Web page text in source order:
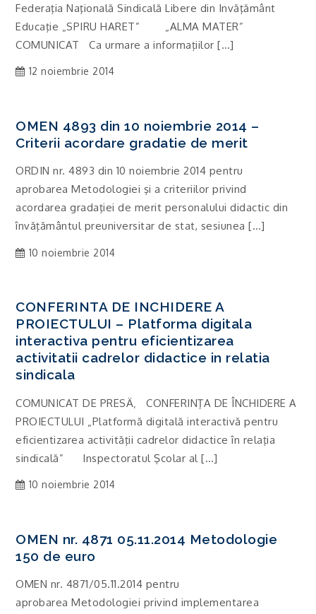
Federaţia Naţională Sindicală Libere din Invăţământ
Educaţie „SPIRU HARET” „ALMA MATER”
COMUNICAT Ca urmare a informaţiilor […]
12 noiembrie 2014
OMEN 4893 din 10 noiembrie 2014 –
Criterii acordare gradatie de merit
ORDIN nr. 4893 din 10 noiembrie 2014 pentru
aprobarea Metodologiei şi a criteriilor privind
acordarea gradaţiei de merit personalului didactic din
învăţământul preuniversitar de stat, sesiunea […]
10 noiembrie 2014
CONFERINTA DE INCHIDERE A
PROIECTULUI – Platforma digitala
interactiva pentru eficientizarea
activitatii cadrelor didactice in relatia
sindicala
COMUNICAT DE PRESÄ‚ CONFERINŢA DE ÎNCHIDERE A
PROIECTULUI „Platformă digitală interactivă pentru
eficientizarea activităţii cadrelor didactice în relaţia
sindicală” Inspectoratul Şcolar al […]
10 noiembrie 2014
OMEN nr. 4871 05.11.2014 Metodologie
150 de euro
OMEN nr. 4871/05.11.2014 pentru
aprobarea Metodologiei privind implementarea